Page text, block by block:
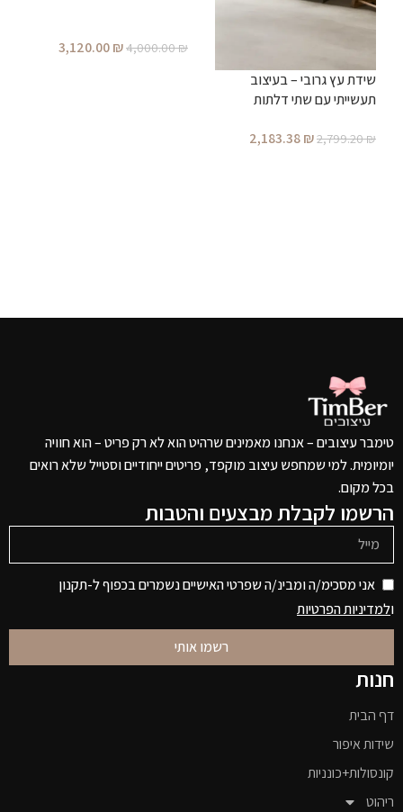
שידת עץ גרובי – בעיצוב
תעשייתי עם שתי דלתות
2,799.20₪
2,183.38₪
4,000.00₪
3,120.00₪
טימבר עיצובים – אנחנו מאמינים שרהיט הוא לא רק פריט – הוא חוויה
יומיומית. למי שמחפש עיצוב מוקפד, פריטים ייחודיים וסטייל שלא רואים
בכל מקום.
הרשמו לקבלת מבצעים והטבות
אני מסכימ/ה ומבינ/ה שפרטי האישיים נשמרים בכפוף ל-תקנון
ולמדיניות הפרטיות
רשמו אותי
חנות
דף הבית
שידות איפור
קונסולות+כונניות
ריהוט